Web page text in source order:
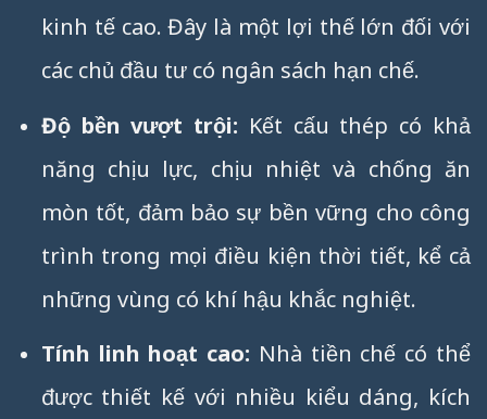
kinh tế cao. Đây là một lợi thế lớn đối với
các chủ đầu tư có ngân sách hạn chế.
Độ bền vượt trội: Kết cấu thép có khả
năng chịu lực, chịu nhiệt và chống ăn
mòn tốt, đảm bảo sự bền vững cho công
trình trong mọi điều kiện thời tiết, kể cả
những vùng có khí hậu khắc nghiệt.
Tính linh hoạt cao: Nhà tiền chế có thể
được thiết kế với nhiều kiểu dáng, kích